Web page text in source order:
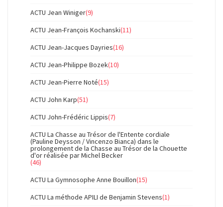
ACTU Jean Winiger(9)
ACTU Jean-François Kochanski(11)
ACTU Jean-Jacques Dayries(16)
ACTU Jean-Philippe Bozek(10)
ACTU Jean-Pierre Noté(15)
ACTU John Karp(51)
ACTU John-Frédéric Lippis(7)
ACTU La Chasse au Trésor de l'Entente cordiale
(Pauline Deysson / Vincenzo Bianca) dans le
prolongement de la Chasse au Trésor de la Chouette
d'or réalisée par Michel Becker
(46)
ACTU La Gymnosophe Anne Bouillon(15)
ACTU La méthode APILI de Benjamin Stevens(1)